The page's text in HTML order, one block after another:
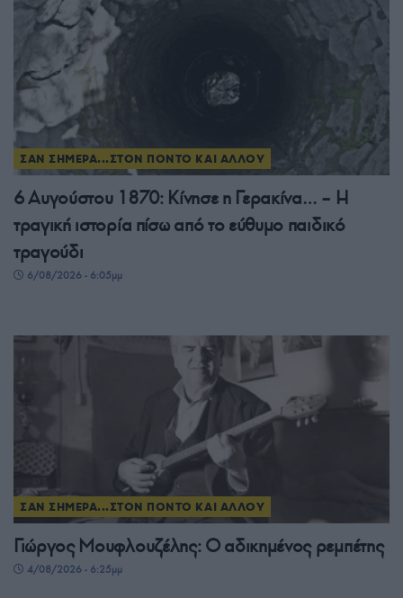
ΣΑΝ ΣΗΜΕΡΑ...ΣΤΟΝ ΠΟΝΤΟ ΚΑΙ ΑΛΛΟΥ
6 Αυγούστου 1870: Κίνησε η Γερακίνα… – Η
τραγική ιστορία πίσω από το εύθυμο παιδικό
τραγούδι
6/08/2026 - 6:05μμ
ΣΑΝ ΣΗΜΕΡΑ...ΣΤΟΝ ΠΟΝΤΟ ΚΑΙ ΑΛΛΟΥ
Γιώργος Μουφλουζέλης: Ο αδικημένος ρεμπέτης
4/08/2026 - 6:25μμ